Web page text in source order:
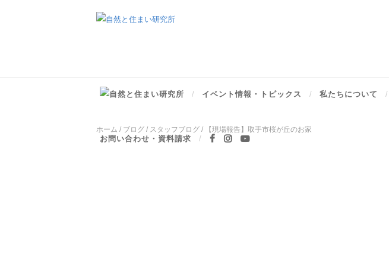
イベント情報・トピックス 私たちについて
お問い合わせ・資料請求   
ホーム / ブログ / スタッフブログ / 【現場報告】取手市桜が丘のお家